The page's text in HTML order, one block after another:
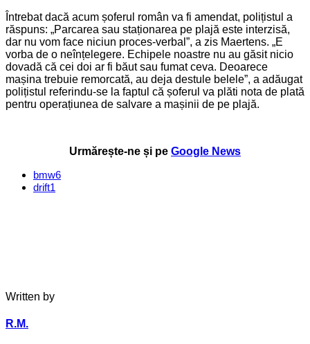
Întrebat dacă acum șoferul român va fi amendat, polițistul a
răspuns: „Parcarea sau staționarea pe plajă este interzisă,
dar nu vom face niciun proces-verbal”, a zis Maertens. „E
vorba de o neînțelegere. Echipele noastre nu au găsit nicio
dovadă că cei doi ar fi băut sau fumat ceva. Deoarece
mașina trebuie remorcată, au deja destule belele”, a adăugat
polițistul referindu-se la faptul că șoferul va plăti nota de plată
pentru operațiunea de salvare a mașinii de pe plajă.
Urmărește-ne și pe Google News
bmw6
drift1
Written by
R.M.